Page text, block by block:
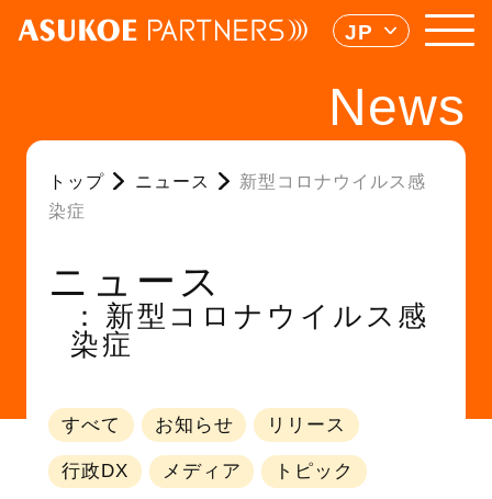
JP
News
トップ ニュース
新型コロナウイルス感
染症
ニュース
新型コロナウイルス感
染症
すべて お知らせ リリース
行政DX メディア トピック